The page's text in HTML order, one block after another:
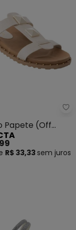
Beira Rio
Papete (Off
Sintético
R$ 33,33 sem juros